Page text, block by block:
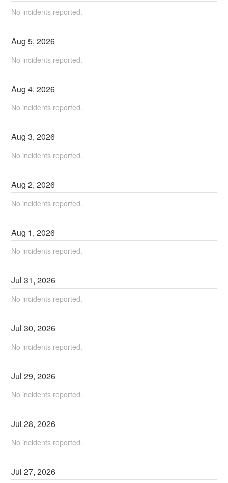
No incidents reported.
Aug5,2026
No incidents reported.
Aug4,2026
No incidents reported.
Aug3,2026
No incidents reported.
Aug2,2026
No incidents reported.
Aug 1,2026
No incidents reported.
Jul31,2026
No incidents reported.
Jul30,2026
No incidents reported.
Jul29,2026
No incidents reported.
Jul28,2026
No incidents reported.
Jul27,2026